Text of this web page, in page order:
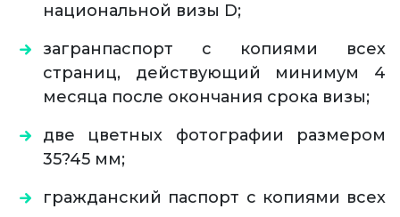
национальной визы D;
загранпаспорт с копиями всех
страниц, действующий минимум 4
месяца после окончания срока визы;
две цветных фотографии размером
35?45 мм;
гражданский паспорт с копиями всех